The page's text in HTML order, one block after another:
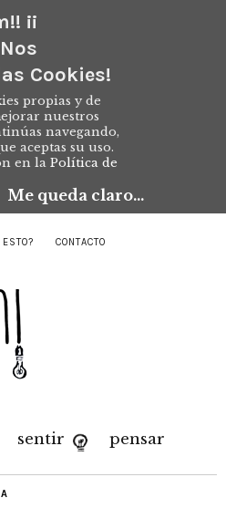
¡¡
Cookies!
propias y de
nuestros
navegando,
aceptas su uso.
en la Política de
Me queda claro...
CONTACTO
sentir pensar